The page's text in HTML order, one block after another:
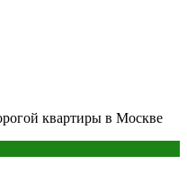
квартиры в Москве